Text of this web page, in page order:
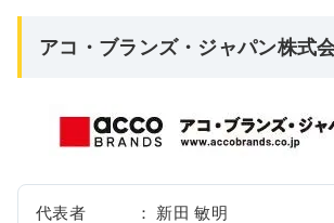
アコ・ブランズ・ジャパン株式
代表者　　　： 新田 敏明